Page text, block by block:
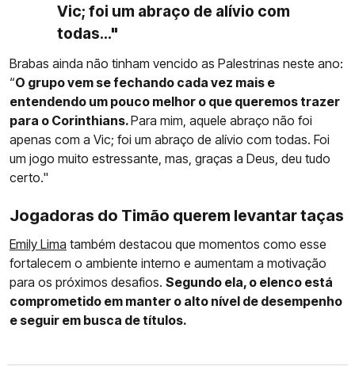
Vic; foi um abraço de alívio com
todas..."
Brabas ainda não tinham vencido as Palestrinas neste ano:
“O grupo vem se fechando cada vez mais e
entendendo um pouco melhor o que queremos trazer
para o Corinthians.Para mim, aquele abraço não foi
apenas com a Vic; foi um abraço de alívio com todas. Foi
um jogo muito estressante, mas, graças a Deus, deu tudo
certo."
Jogadoras do Timão querem levantar taças
Emily Lima também destacou que momentos como esse
fortalecem o ambiente interno e aumentam a motivação
para os próximos desafios. Segundo ela, o elenco está
comprometido em manter o alto nível de desempenho
e seguir em busca de títulos.